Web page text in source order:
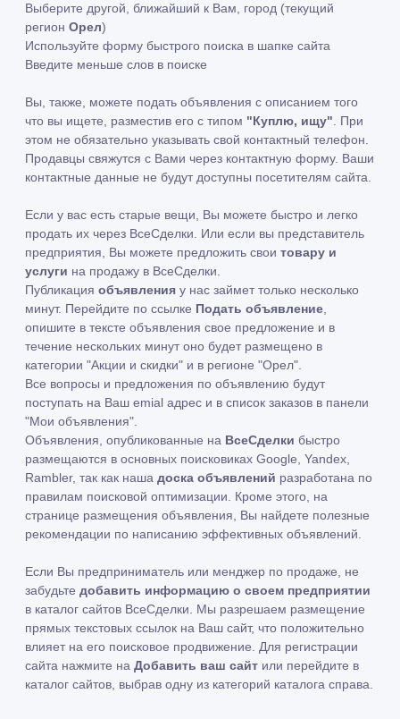
Выберите другой, ближайший к Вам, город (текущий
регион Орел)
Используйте форму быстрого поиска в шапке сайта
Введите меньше слов в поиске
Вы, также, можете подать объявления с описанием того
что вы ищете, разместив его с типом "Куплю, ищу" . При
этом не обязательно указывать свой контактный телефон.
Продавцы свяжутся с Вами через контактную форму. Ваши
контактные данные не будут доступны посетителям сайта.
Если у вас есть старые вещи, Вы можете быстро и легко
продать их через ВсеСделки. Или если вы представитель
предприятия, Вы можете предложить свои товару и
услуги на продажу в ВсеСделки.
Публикация объявления у нас займет только несколько
минут. Перейдите по ссылке Подать объявление
опишите в тексте объявления свое предложение и в
течение нескольких минут оно будет размещено в
категории "Акции и скидки" и в регионе "Орел".
Все вопросы и предложения по объявлению будут
поступать на Ваш emial адрес и в список заказов в панели
"Мои объявления".
Объявления, опубликованные на ВсеСделки быстро
размещаются в основных поисковиках Google, Yandex,
Rambler, так как наша доска объявлений разработана по
правилам поисковой оптимизации. Кроме этого, на
странице размещения объявления, Вы найдете полезные
рекомендации по написанию эффективных объявлений.
Если Вы предприниматель или менджер по продаже, не
забудьте добавить информацию о своем предприятии
в каталог сайтов ВсеСделки. Мы разрешаем размещение
прямых текстовых ссылок на Ваш сайт, что положительно
влияет на его поисковое продвижение. Для регистрации
сайта нажмите на Добавить ваш сайт или перейдите в
каталог сайтов, выбрав одну из категорий каталога справа.